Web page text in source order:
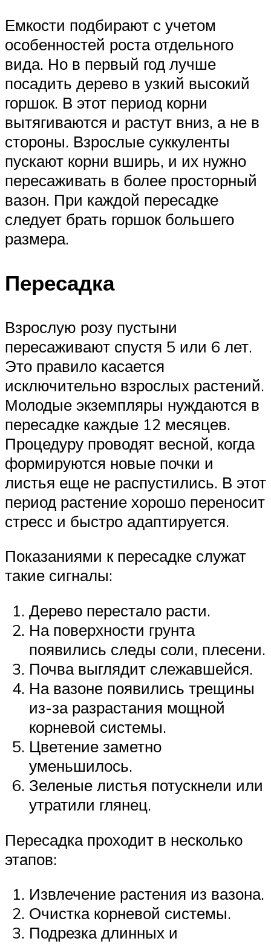
Емкости подбирают с учетом
особенностей роста отдельного
вида. Но в первый год лучше
посадить дерево в узкий высокий
горшок. В этот период корни
вытягиваются и растут вниз, а не в
стороны. Взрослые суккуленты
пускают корни вширь, и их нужно
пересаживать в более просторный
вазон. При каждой пересадке
следует брать горшок большего
размера.
Пересадка
Взрослую розу пустыни
пересаживают спустя 5 или 6 лет.
Это правило касается
исключительно взрослых растений.
Молодые экземпляры нуждаются в
пересадке каждые 12 месяцев.
Процедуру проводят весной, когда
формируются новые почки и
листья еще не распустились. В этот
период растение хорошо переносит
стресс и быстро адаптируется.
Показаниями к пересадке служат
такие сигналы:
Дерево перестало расти.
На поверхности грунта
появились следы соли, плесени.
Почва выглядит слежавшейся.
На вазоне появились трещины
из-за разрастания мощной
корневой системы.
Цветение заметно
уменьшилось.
Зеленые листья потускнели или
утратили глянец.
Пересадка проходит в несколько
этапов:
Извлечение растения из вазона.
Очистка корневой системы.
Подрезка длинных и